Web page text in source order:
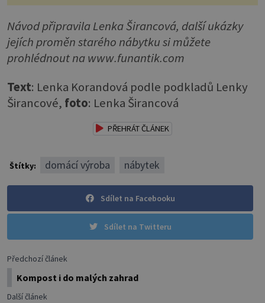
Návod připravila Lenka Širancová, další ukázky
jejích proměn starého nábytku si můžete
prohlédnout na www.funantik.com
Text: Lenka Korandová podle podkladů Lenky
Širancové, foto: Lenka Širancová
PŘEHRÁT ČLÁNEK
Štítky: domácí výroba nábytek
Sdílet na Facebooku
Sdílet na Twitteru
Předchozí článek
Kompost i do malých zahrad
Další článek